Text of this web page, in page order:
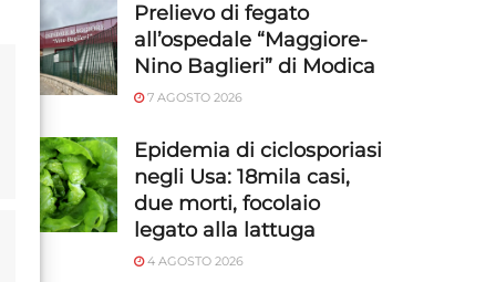
Prelievo di fegato
all’ospedale “Maggiore-
Nino Baglieri” di Modica
7 AGOSTO 2026
Epidemia di ciclosporiasi
negli Usa: 18mila casi,
due morti, focolaio
legato alla lattuga
4 AGOSTO 2026